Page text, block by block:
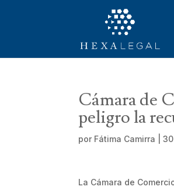
Cámara de
peligro la
por Fátima Camirra |
La Cámara de